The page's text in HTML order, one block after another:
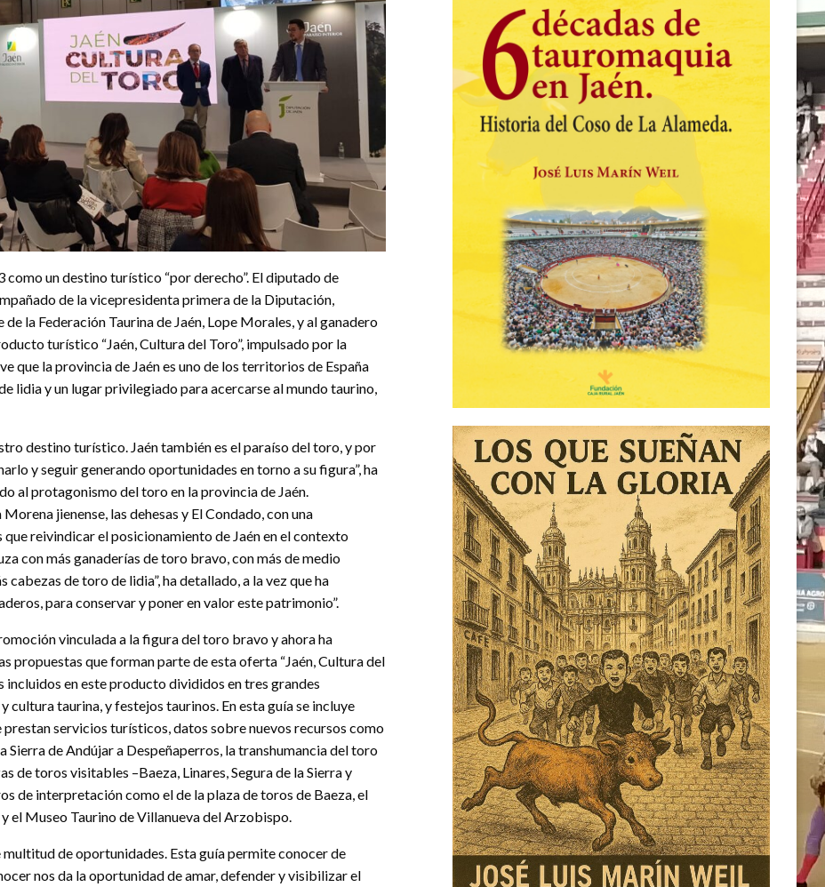
un destino turístico “por derecho”. El diputado de
de la vicepresidenta primera de la Diputación,
la Federación Taurina de Jaén, Lope Morales, y al ganadero
turístico “Jaén, Cultura del Toro”, impulsado por la
que la provincia de Jaén es uno de los territorios de España
lidia y un lugar privilegiado para acercarse al mundo taurino,
destino turístico. Jaén también es el paraíso del toro, y por
y seguir generando oportunidades en torno a su figura”, ha
al protagonismo del toro en la provincia de Jaén.
jienense, las dehesas y El Condado, con una
reivindicar el posicionamiento de Jaén en el contexto
con más ganaderías de toro bravo, con más de medio
de toro de lidia”, ha detallado, a la vez que ha
para conservar y poner en valor este patrimonio”.
vinculada a la figura del toro bravo y ahora ha
propuestas que forman parte de esta oferta “Jaén, Cultura del
en este producto divididos en tres grandes
taurina, y festejos taurinos. En esta guía se incluye
servicios turísticos, datos sobre nuevos recursos como
Sierra de Andújar a Despeñaperros, la transhumancia del toro
de toros visitables –Baeza, Linares, Segura de la Sierra y
de interpretación como el de la plaza de toros de Baeza, el
el Museo Taurino de Villanueva del Arzobispo.
de oportunidades. Esta guía permite conocer de
nos da la oportunidad de amar, defender y visibilizar el